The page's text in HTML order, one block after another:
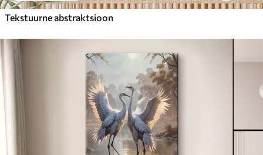
Tekstuurne abstraktsioon